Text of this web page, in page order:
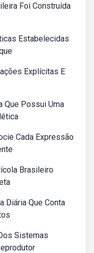
Foi Construída
Estabelecidas
Explícitas E
Que Possui Uma
Cada Expressão
Brasileiro
Diária Que Conta
Sistemas